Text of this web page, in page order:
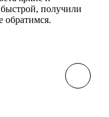
получили
обратимся.